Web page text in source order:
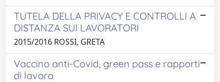
TUTELA DELLA PRIVACY E CONTROLLI A
DISTANZA SUI LAVORATORI
2015/2016 ROSSI, GRETA
Vaccino anti-Covid, green pass e rapporti
di lavoro